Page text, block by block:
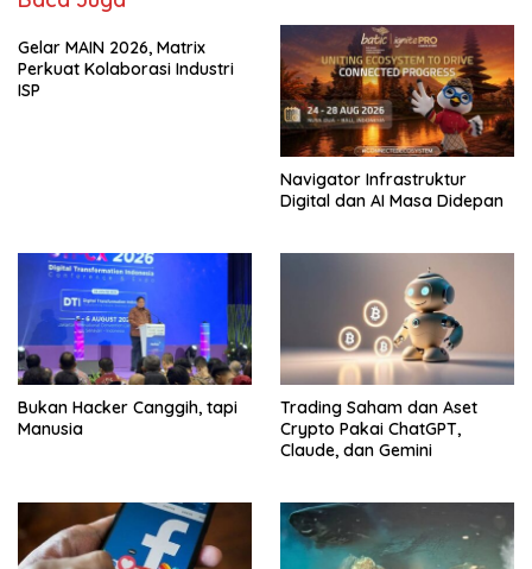
Gelar MAIN 2026, Matrix
Perkuat Kolaborasi Industri
ISP
Navigator Infrastruktur
Digital dan AI Masa Didepan
Bukan Hacker Canggih, tapi
Manusia
Trading Saham dan Aset
Crypto Pakai ChatGPT,
Claude, dan Gemini